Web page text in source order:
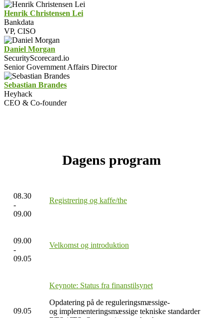
Henrik Christensen Lei
Bankdata
VP, CISO
Daniel Morgan
SecurityScorecard.io
Senior Government Affairs Director
Sebastian Brandes
Heyhack
CEO & Co-founder
Dagens program
08.30
-
09.00
Registrering og kaffe/the
09.00
-
09.05
Velkomst og introduktion
09.05
Keynote: Status fra finanstilsynet
Opdatering på de reguleringsmæssige-
og implementeringsmæssige tekniske standarder